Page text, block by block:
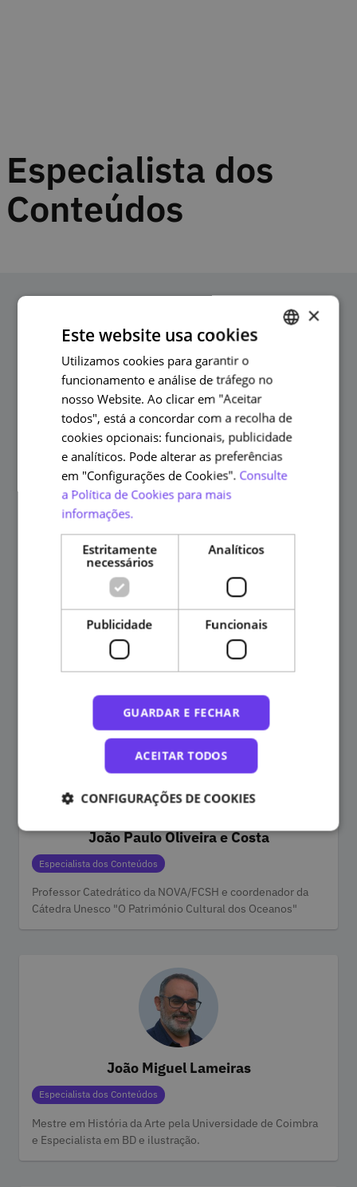
Especialista dos
Conteúdos
Pessoas
relacionadas
João Paulo Oliveira e Costa
Categorias
Especialista dos Conteúdos
Professor Catedrático da NOVA/FCSH e coordenador da
Cátedra Unesco "O Património Cultural dos Oceanos"
João Miguel Lameiras
Categorias
Especialista dos Conteúdos
Mestre em História da Arte pela Universidade de Coimbra
e Especialista em BD e ilustração.
ENGLISH
×
Este website usa cookies
Utilizamos cookies para garantir o
funcionamento e análise de tráfego no
nosso Website. Ao clicar em "Aceitar
todos", está a concordar com a recolha de
cookies opcionais: funcionais, publicidade
e analíticos. Pode alterar as preferências
em "Configurações de Cookies". Consulte
a Política de Cookies para mais
informações.
Estritamente
necessários
Analíticos
Publicidade Funcionais
GUARDAR E FECHAR
ACEITAR TODOS
CONFIGURAÇÕES DE COOKIES